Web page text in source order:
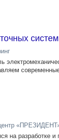
разработке и